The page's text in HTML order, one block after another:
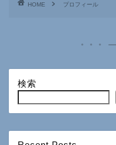
HOME プロフィール
検索